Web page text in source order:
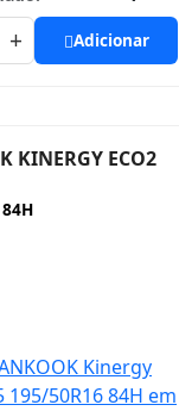
+ Adicionar
KINERGY ECO2